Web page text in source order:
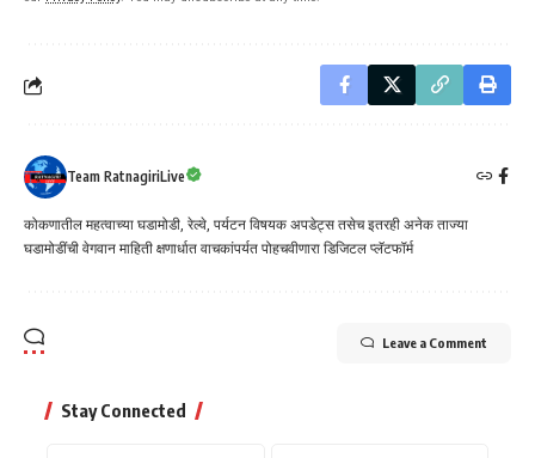
Team RatnagiriLive
कोकणातील महत्वाच्या घडामोडी, रेल्वे, पर्यटन विषयक अपडेट्स तसेच इतरही अनेक ताज्या
घडामोडींची वेगवान माहिती क्षणार्धात वाचकांपर्यत पोहचवीणारा डिजिटल प्लॅटफॉर्म
Leave a Comment
Stay Connected